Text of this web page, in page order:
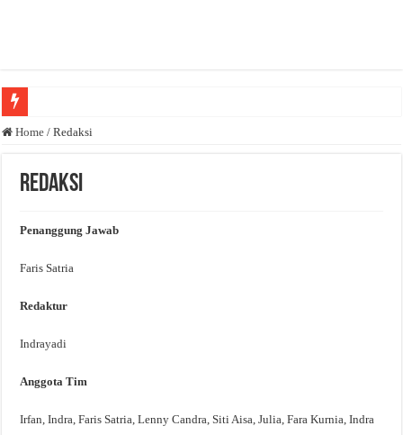
Anda butuh promosi usaha? Kontak ke Email redaksi@bisnisnasional.com
Dibutuhkan Marketing. Lamaran di-email ke redaksi@bisnisnasional.com
Home / Redaksi
Redaksi
Penanggung Jawab
Faris Satria
Redaktur
Indrayadi
AnggotaTim
Irfan, Indra, Faris Satria, Lenny Candra, Siti Aisa, Julia, Fara Kurnia, Indra